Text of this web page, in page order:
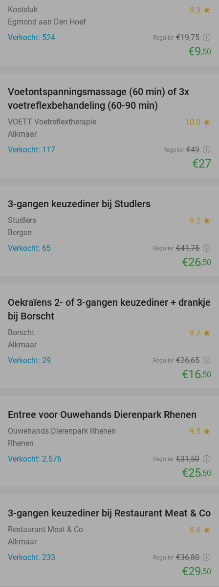
Kosteluk 9.3 star
Egmond aan Den Hoef
Verkocht: 524
Regulier €19,75
€9,50
45%
Voetontspanningsmassage (60 min) of 3x
voetreflexbehandeling (60-90 min)
VOETT Voetreflextherapie 10.0 star
Alkmaar
Verkocht: 117
Regulier €49
€27
3-gangen keuzediner bij Studlers
Studlers 9.2 star
Bergen
Verkocht: 65
Regulier €41,75
€26,50
38%
Oekraïens 2- of 3-gangen keuzediner + drankje
bij Borscht
Borscht 9.7 star
Alkmaar
Verkocht: 29
Regulier €26,65
€16,50
19%
Entree voor Ouwehands Dierenpark Rhenen
Ouwehands Dierenpark Rhenen 9.5 star
Rhenen
Verkocht: 2.576
Regulier €31,50
€25,50
20%
3-gangen keuzediner bij Restaurant Meat & Co
Restaurant Meat & Co 8.8 star
Alkmaar
Verkocht: 233
Regulier €36,80
€29,50